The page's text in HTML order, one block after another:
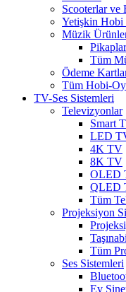
Scooterlar ve
Yetişkin Hobi
Müzik
Pikaplar
Tüm
Ödeme
Tüm Hobi-
TV-Ses Sistemleri
Televizyonlar
Smart
LED
4K TV
8K TV
OLED
QLED
Tüm
Projeksiyon
Tüm
Ses Sistemleri
Ev